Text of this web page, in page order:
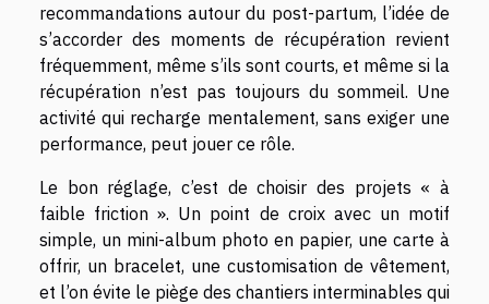
recommandations autour du post-partum, l’idée de
s’accorder des moments de récupération revient
fréquemment, même s’ils sont courts, et même si la
récupération n’est pas toujours du sommeil. Une
activité qui recharge mentalement, sans exiger une
performance, peut jouer ce rôle.
Le bon réglage, c’est de choisir des projets « à
faible friction ». Un point de croix avec un motif
simple, un mini-album photo en papier, une carte à
offrir, un bracelet, une customisation de vêtement,
et l’on évite le piège des chantiers interminables qui